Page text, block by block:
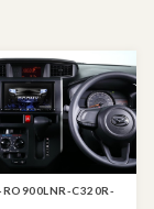
RO900LNR-C320R-